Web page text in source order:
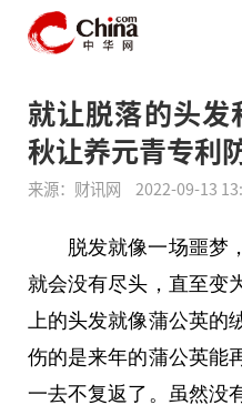
就让脱落的头
秋让养元青专利
来源：财讯网 2022-09-13
脱发就像一场噩梦
就会没有尽头，直至变
上的头发就像蒲公英的
伤的是来年的蒲公英能
一去不复返了。虽然没